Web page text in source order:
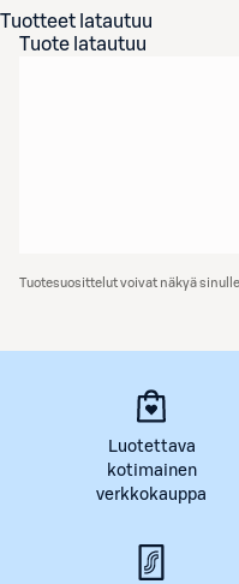
Tuotteet latautuu
Tuote latautuu
Tuotesuosittelut voivat näkyä
Luotettava
kotimainen
verkkokauppa